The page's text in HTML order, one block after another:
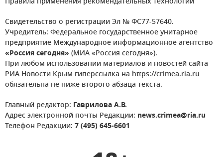
Свидетельство о регистрации Эл № ФС77-57640.
Учредитель: Федеральное государственное унитарное
предприятие Международное информационное агентство
«Россия сегодня» (МИА «Россия сегодня»).
При любом использовании материалов и новостей сайта
РИА Новости Крым гиперссылка на https://crimea.ria.ru
обязательна не ниже второго абзаца текста.
Главный редактор: Гаврилова А.В.
Адрес электронной почты Редакции: news.crimea@ria.ru
Телефон Редакции: 7 (495) 645-6601